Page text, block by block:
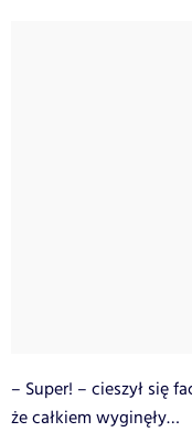
– Super! – cieszył się
że całkiem wyginęły…